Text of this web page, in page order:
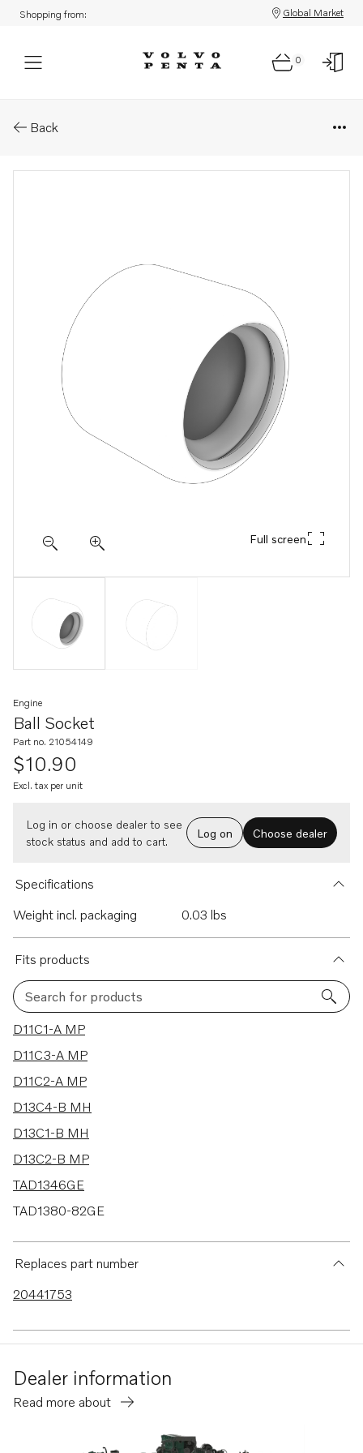
Shopping from: Global Market
0
Back
Full screen
Ball Socket
Engine
Part no. 21054149
$10.90
Excl. tax per unit
Log in or choose dealer to see
stock status and add to cart.
Log on Choose dealer
Specifications
Weight incl. packaging
0.03 lbs
Fits products
Search for products
107 results
D11C1-A MP
D11C3-A MP
D11C2-A MP
D13C4-B MH
D13C1-B MH
D13C2-B MP
TAD1346GE
TAD1380-82GE
TAD1643VE-B
D13C1-A MP
D13C3-A MP
D13C4-A MP
Replaces part number
20441753
Dealer information
Read more about